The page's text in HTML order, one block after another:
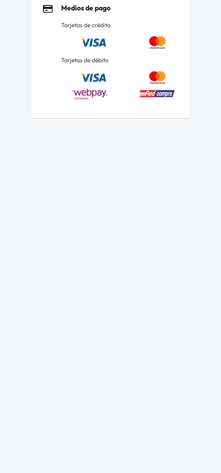
Medios de pago
Tarjetas de crédito
Tarjetas de débito